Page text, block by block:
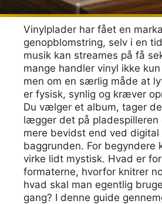
Vinylplader har fået en
genopblomstring, selv i en
musik kan streames på få
mange handler vinyl ikke
men om en særlig måde at
er fysisk, synlig og kræver
Du vælger et album, tager
lægger det på pladespilleren
mere bevidst end ved digital
baggrunden. For begyndere
virke lidt mystisk. Hvad er
formaterne, hvorfor knitrer
hvad skal man egentlig
gang? I denne guide